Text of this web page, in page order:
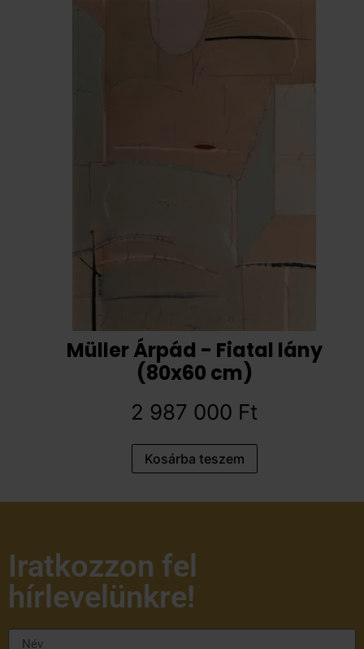
Müller Árpád - Fiatal lány
(80x60 cm)
2 987 000 Ft
Kosárba teszem
Iratkozzon fel
hírlevelünkre!